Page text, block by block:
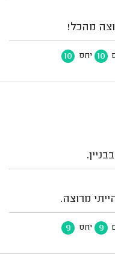
מהכל!
10 יחס 10
מרוצה.
9 יחס 9